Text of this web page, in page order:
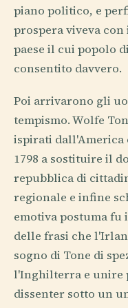
piano politico, e
prospera viveva
paese il cui popolo
consentito davvero.
Poi arrivarono gli
tempismo. Wolfe
ispirati dall'America
1798 a sostituire il
repubblica di
regionale e infine
emotiva postuma fu
delle frasi che
sogno di Tone di
l'Inghilterra e unire
dissenter sotto un